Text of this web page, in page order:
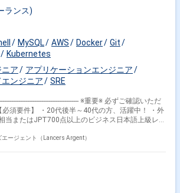
・IaC (ansible, Terraform) ・DB
Workflow ▼プロジェクト管理・コミュニケーシ
Teams ・Miro 【得られるキャリ
イアントや他メンバーと同じチームを組んで、現在
能拡張、改修および量産化を行っていただきま
じメンバーとして働くことができるため密なコミ
ほか、改善や意見を率直に言える環境です。 また
験を最大限発揮頂くことができます。 【条件】
時間：10：00～19：00（休憩時間60分） ※フルフ
2025年4月〜 半年以上 ・面談回数は2回 1回
ランス)
MySQL AWS Docker
Git
Kubernetes
ア
アプリケーションエンジニア
ンジニア
SRE
※重要※ 必ずご確認いただ
当またはJPT700点以上のビジネス日本語上級レベ
【企業】 ゲーム領域において初めて
アプリケーションのインフラ構築をお任せいたしま
ージェント（Lancers Argent）